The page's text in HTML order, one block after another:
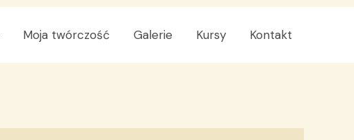
Moja twórczość Galerie Kursy Kontakt